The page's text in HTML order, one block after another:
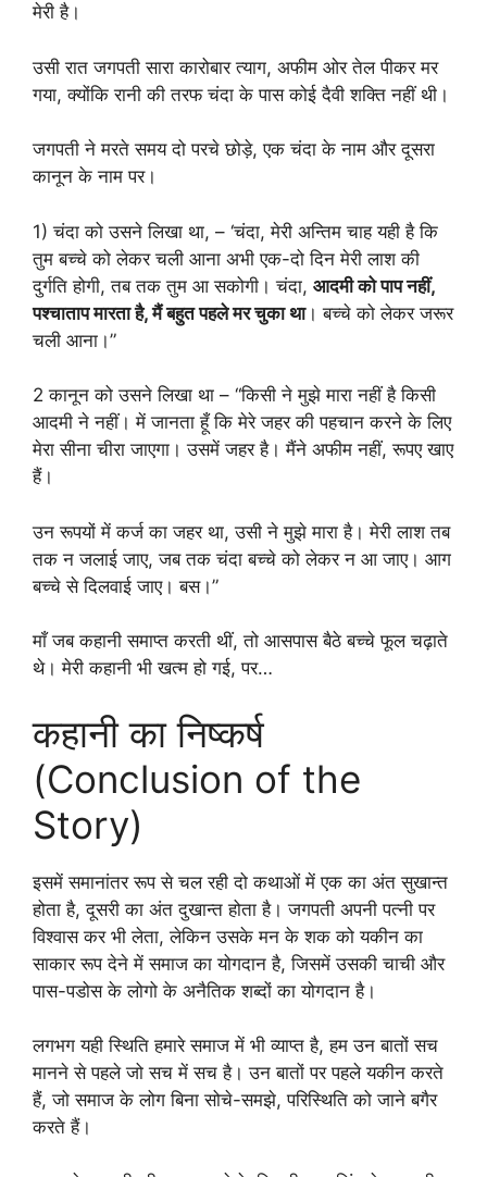
मेरी है।
उसी रात जगपती सारा कारोबार त्याग, अफीम ओर तेल पीकर मर
गया, क्योंकि रानी की तरफ चंदा के पास कोई दैवी शक्ति नहीं थी।
जगपती ने मरते समय दो परचे छोड़े, एक चंदा के नाम और दूसरा
कानून के नाम पर।
1) चंदा को उसने लिखा था, – ‘चंदा, मेरी अन्तिम चाह यही है कि
तुम बच्चे को लेकर चली आना अभी एक-दो दिन मेरी लाश की
दुर्गति होगी, तब तक तुम आ सकोगी। चंदा, आदमी को पाप नहीं,
पश्चाताप मारता है,मैं बहुत पहले मर चुका था। बच्चे को लेकर जरूर
चली आना।”
2 कानून को उसने लिखा था – “किसी ने मुझे मारा नहीं है किसी
आदमी ने नहीं। में जानता हूँ कि मेरे जहर की पहचान करने के लिए
मेरा सीना चीरा जाएगा। उसमें जहर है। मैंने अफीम नहीं, रूपए खाए
हैं।
उन रूपयों में कर्ज का जहर था, उसी ने मुझे मारा है। मेरी लाश तब
तक न जलाई जाए, जब तक चंदा बच्चे को लेकर न आ जाए। आग
बच्चे से दिलवाई जाए। बस।”
माँ जब कहानी समाप्त करती थीं, तो आसपास बैठे बच्चे फूल चढ़ाते
थे। मेरी कहानी भी खत्म हो गई, पर…
कहानी का निष्कर्ष
(Conclusion of the
Story)
इसमें समानांतर रूप से चल रही दो कथाओं में एक का अंत सुखान्त
होता है, दूसरी का अंत दुखान्त होता है। जगपती अपनी पत्नी पर
विश्वास कर भी लेता, लेकिन उसके मन के शक को यकीन का
साकार रूप देने में समाज का योगदान है, जिसमें उसकी चाची और
पास-पडोस के लोगो के अनैतिक शब्दों का योगदान है।
लगभग यही स्थिति हमारे समाज में भी व्याप्त है, हम उन बातों सच
मानने से पहले जो सच में सच है। उन बातों पर पहले यकीन करते
हैं, जो समाज के लोग बिना सोचे-समझे, परिस्थिति को जाने बगैर
करते हैं।